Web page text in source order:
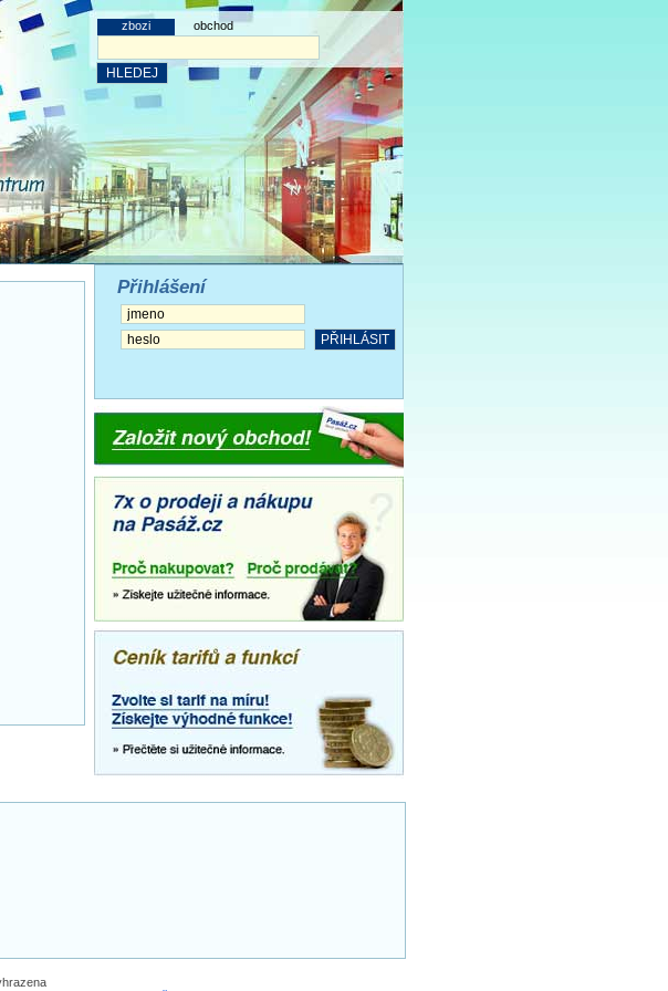
zbozi obchod
Přihlášení